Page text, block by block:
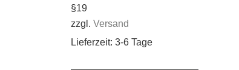
§19
zzgl. Versand
Lieferzeit: 3-6 Tage